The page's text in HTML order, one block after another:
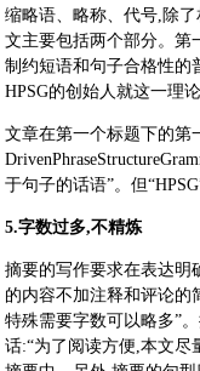
缩略语、略称、代号,除
文主要包括两个部分。第
制约短语和句子合格性的
HPSG的创始人就这一理
文章在第一个标题下的第
于句子的话语”。但
5.字数过多,不精炼
摘要的写作要求在表达明
的内容不加注释和评论的
特殊需要字数可以略多”
话:“为了阅读方便,本文尽